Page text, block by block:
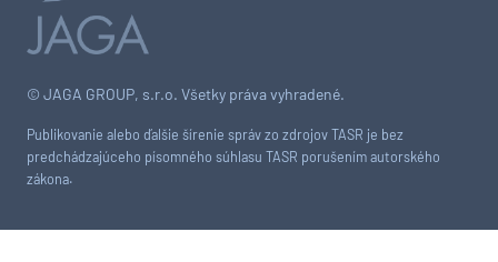
© JAGA GROUP, s.r.o. Všetky práva vyhradené.
Publikovanie alebo ďalšie šírenie správ zo zdrojov TASR je bez
predchádzajúceho písomného súhlasu TASR porušením autorského
zákona.